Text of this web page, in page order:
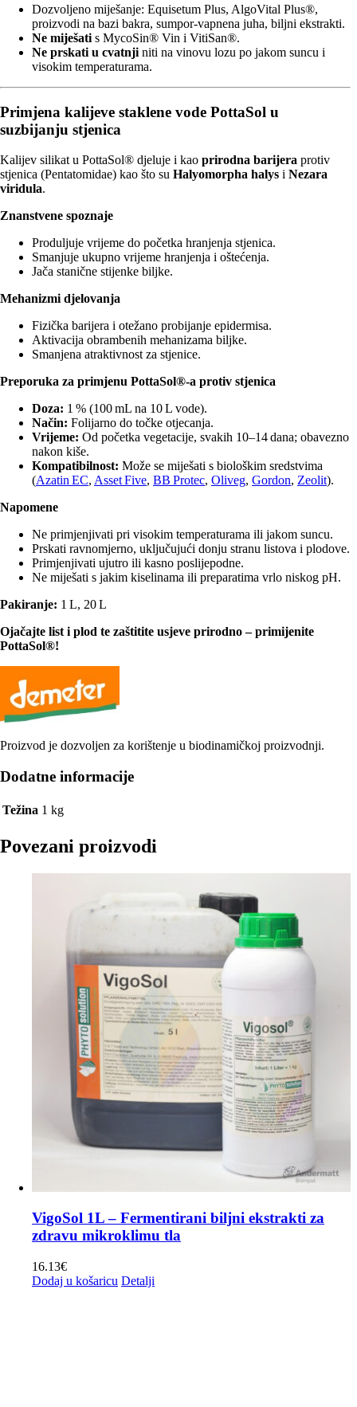
Dozvoljeno miješanje: Equisetum Plus, AlgoVital Plus®,
proizvodi na bazi bakra, sumpor‑vapnena juha, biljni ekstrakti.
Ne miješati s MycoSin® Vin i VitiSan®.
Ne prskati u cvatnji niti na vinovu lozu po jakom suncu i
visokim temperaturama.
Primjena kalijeve staklene vode PottaSol u
suzbijanju stjenica
Kalijev silikat u PottaSol® djeluje i kao prirodna barijera protiv
stjenica (Pentatomidae) kao što su Halyomorpha halys i Nezara
viridula.
Znanstvene spoznaje
Produljuje vrijeme do početka hranjenja stjenica.
Smanjuje ukupno vrijeme hranjenja i oštećenja.
Jača stanične stijenke biljke.
Mehanizmi djelovanja
Fizička barijera i otežano probijanje epidermisa.
Aktivacija obrambenih mehanizama biljke.
Smanjena atraktivnost za stjenice.
Preporuka za primjenu PottaSol®‑a protiv stjenica
Doza: 1 % (100 mL na 10 L vode).
Način: Folijarno do točke otjecanja.
Vrijeme: Od početka vegetacije, svakih 10–14 dana; obavezno
nakon kiše.
Kompatibilnost: Može se miješati s biološkim sredstvima
(Azatin EC, Asset Five, BB Protec, Oliveg, Gordon, Zeolit).
Napomene
Ne primjenjivati pri visokim temperaturama ili jakom suncu.
Prskati ravnomjerno, uključujući donju stranu listova i plodove.
Primjenjivati ujutro ili kasno poslijepodne.
Ne miješati s jakim kiselinama ili preparatima vrlo niskog pH.
Pakiranje: 1 L, 20 L
Ojačajte list i plod te zaštitite usjeve prirodno – primijenite
PottaSol®!
Proizvod je dozvoljen za korištenje u biodinamičkoj proizvodnji.
Dodatne informacije
Težina 1 kg
Povezani proizvodi
VigoSol 1L – Fermentirani biljni ekstrakti za
zdravu mikroklimu tla
16.13€
Dodaj u košaricu Detalji